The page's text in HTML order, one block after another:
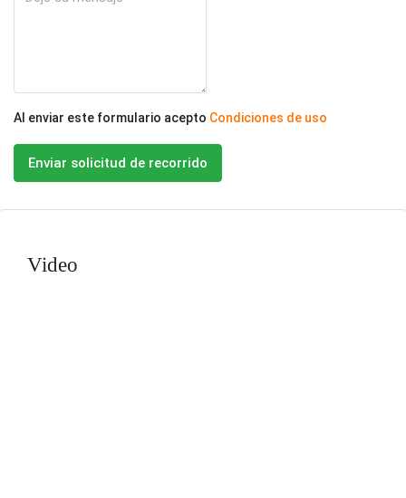
Al enviar este formulario acepto Condiciones de uso
Enviar solicitud de recorrido
Video